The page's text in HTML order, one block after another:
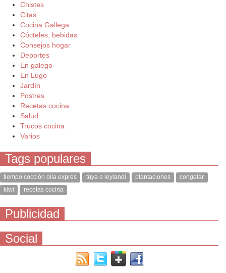
Chistes
Citas
Cocina Gallega
Cócteles, bebidas
Consejos hogar
Deportes
En galego
En Lugo
Jardín
Postres
Recetas cocina
Salud
Trucos cocina
Varios
Tags populares
tiempo cocción olla expres tuya o leylandi plantaciones
congelar
kiwi
recetas cocina
Publicidad
Social